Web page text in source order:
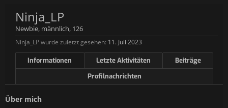
Ninja_LP
Newbie, männlich, 126
Ninja_LP wurde zuletzt gesehen: 11. Juli 2023
Informationen Letzte Aktivitäten
Beiträge
Profilnachrichten
Über mich